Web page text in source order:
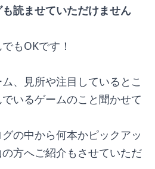
読ませていただけません
もOKです！
、見所や注目しているとこ
いるゲームのこと聞かせて
の中から何本かピックアッ
方へご紹介もさせていただ